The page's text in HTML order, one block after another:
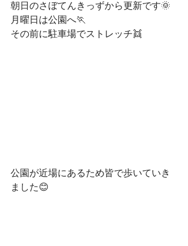
朝日のさぼてんきっずから更新です🌞
月曜日は公園へ🏃
その前に駐車場でストレッチ👯
公園が近場にあるため皆で歩いていき
ました😊